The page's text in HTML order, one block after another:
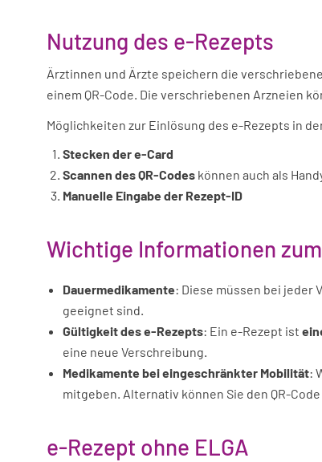
Nutzung des e-Rezepts
Ärztinnen und Ärzte speichern die
einem QR-Code. Die verschriebenen Arzneien
Möglichkeiten zur Einlösung des e-Rezepts in
Stecken der e-Card
Scannen des QR-Codes können auch als
Manuelle Eingabe der Rezept-ID
Wichtige Informationen
Dauermedikamente: Diese müssen bei jeder
geeignet sind.
Gültigkeit des e-Rezepts: Ein e-Rezept ist
eine neue Verschreibung.
Medikamente bei eingeschränkter Mobilität:
mitgeben. Alternativ können Sie den QR-
e-Rezept ohne ELGA